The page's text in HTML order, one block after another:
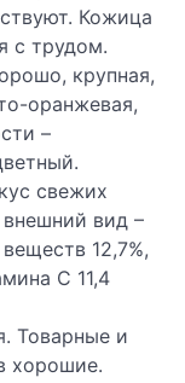
Кожица
с трудом.
крупная,
оранжевая,
–
свежих
внешний вид –
12,7%,
С 11,4
Товарные и
хорошие.